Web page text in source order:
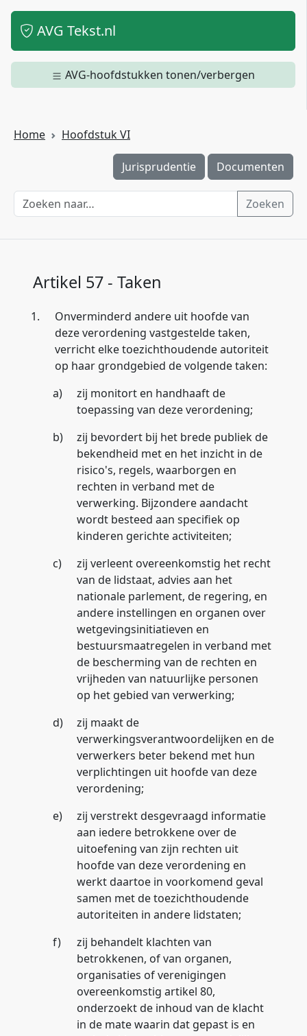
AVG Tekst.nl
AVG-hoofdstukken tonen/verbergen
Home Hoofdstuk VI
Jurisprudentie Documenten
Zoeken
Artikel 57 - Taken
1.
Onverminderd andere uit hoofde van
deze verordening vastgestelde taken,
verricht elke toezichthoudende autoriteit
op haar grondgebied de volgende taken:
a)
zij monitort en handhaaft de
toepassing van deze verordening;
b)
zij bevordert bij het brede publiek de
bekendheid met en het inzicht in de
risico's, regels, waarborgen en
rechten in verband met de
verwerking. Bijzondere aandacht
wordt besteed aan specifiek op
kinderen gerichte activiteiten;
c)
zij verleent overeenkomstig het recht
van de lidstaat, advies aan het
nationale parlement, de regering, en
andere instellingen en organen over
wetgevingsinitiatieven en
bestuursmaatregelen in verband met
de bescherming van de rechten en
vrijheden van natuurlijke personen
op het gebied van verwerking;
d)
zij maakt de
verwerkingsverantwoordelijken en de
verwerkers beter bekend met hun
verplichtingen uit hoofde van deze
verordening;
e)
zij verstrekt desgevraagd informatie
aan iedere betrokkene over de
uitoefening van zijn rechten uit
hoofde van deze verordening en
werkt daartoe in voorkomend geval
samen met de toezichthoudende
autoriteiten in andere lidstaten;
f)
zij behandelt klachten van
betrokkenen, of van organen,
organisaties of verenigingen
overeenkomstig artikel 80,
onderzoekt de inhoud van de klacht
in de mate waarin dat gepast is en